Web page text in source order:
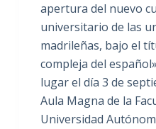
apertura del nuevo
universitario de las
madrileñas, bajo el
compleja del
lugar el día 3 de
Aula Magna de la
Universidad